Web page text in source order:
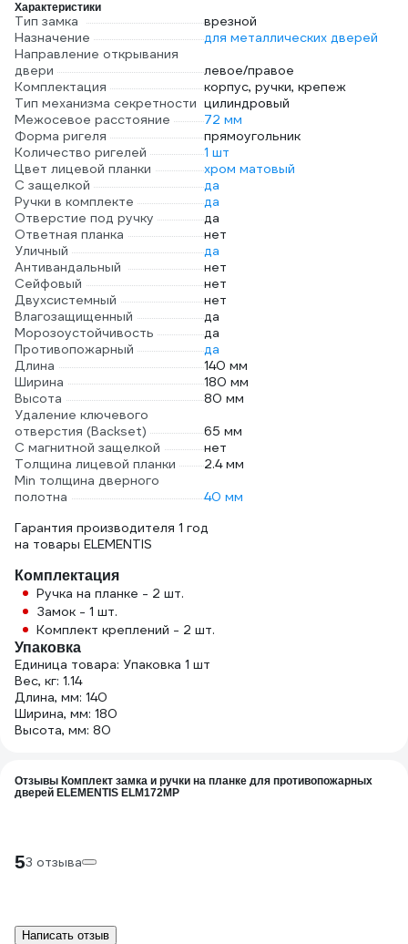
Характеристики
Тип замка
врезной
Назначение
для металлических дверей
Направление открывания
двери
левое/правое
Комплектация
корпус, ручки, крепеж
Тип механизма секретности цилиндровый
Межосевое расстояние
72 мм
Форма ригеля
прямоугольник
Количество ригелей
1 шт
Цвет лицевой планки
хром матовый
С защелкой
да
Ручки в комплекте
да
Отверстие под ручку
да
Ответная планка
нет
Уличный
да
Антивандальный
нет
Сейфовый
нет
Двухсистемный
нет
Влагозащищенный
да
Морозоустойчивость
да
Противопожарный
да
Длина
140 мм
Ширина
180 мм
Высота
80 мм
Удаление ключевого
отверстия (Backset)
65 мм
С магнитной защелкой
нет
Толщина лицевой планки
2.4 мм
Min толщина дверного
полотна
40 мм
Гарантия производителя 1 год
на товары ELEMENTIS
Комплектация
Ручка на планке - 2 шт.
Замок - 1 шт.
Комплект креплений - 2 шт.
Упаковка
Единица товара: Упаковка 1 шт
Вес, кг: 1.14
Длина, мм: 140
Ширина, мм: 180
Высота, мм: 80
Отзывы Комплект замка и ручки на планке для противопожарных
дверей ELEMENTIS ELM172MP
53 отзыва
Написать отзыв